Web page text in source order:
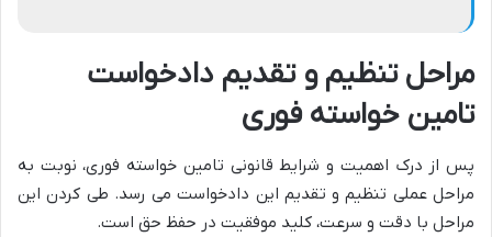
مراحل تنظیم و تقدیم دادخواست
تامین خواسته فوری
پس از درک اهمیت و شرایط قانونی تامین خواسته فوری، نوبت به
مراحل عملی تنظیم و تقدیم این دادخواست می رسد. طی کردن این
مراحل با دقت و سرعت، کلید موفقیت در حفظ حق است.